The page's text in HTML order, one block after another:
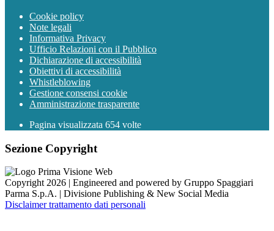
Cookie policy
Note legali
Informativa Privacy
Ufficio Relazioni con il Pubblico
Dichiarazione di accessibilità
Obiettivi di accessibilità
Whistleblowing
Gestione consensi cookie
Amministrazione trasparente
Pagina visualizzata 654 volte
Sezione Copyright
Copyright 2026 | Engineered and powered by Gruppo Spaggiari
Parma S.p.A. | Divisione Publishing & New Social Media
Disclaimer trattamento dati personali